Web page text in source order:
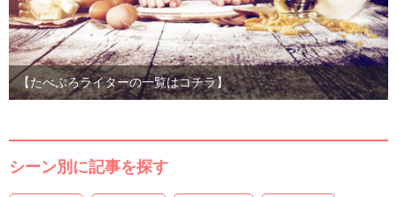
【たべぷろライターの一覧はコチラ】
シーン別に記事を探す